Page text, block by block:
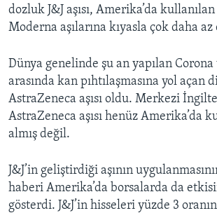
dozluk J&J aşısı, Amerika’da
Moderna aşılarına kıyasla çok daha
Dünya genelinde şu an yapılan Corona
arasında kan pıhtılaşmasına yol açan
AstraZeneca aşısı oldu. Merkezi
AstraZeneca aşısı henüz Amerika’da
almış değil.
J&J’in geliştirdiği aşının
haberi Amerika’da borsalarda da
gösterdi. J&J’in hisseleri yüzde 3